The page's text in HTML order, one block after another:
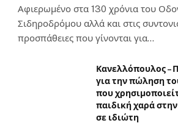
Αφιερωμένο στα 130 χρόνια του
Σιδηροδρόμου αλλά και στις
προσπάθειες που γίνονται για…
Κανελλόπουλος –
για την πώληση
που
παιδική χαρά
σε ιδιώτη